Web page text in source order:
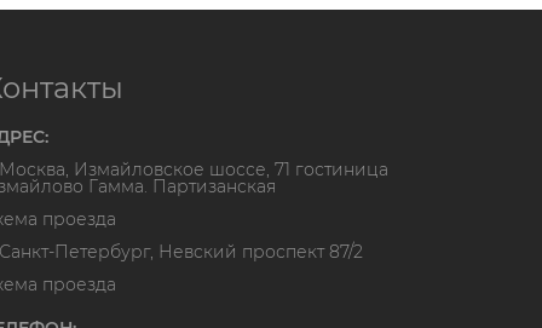
Москва, Измайловское шоссе, 71 гостиница
Гамма. Партизанская
проезда
Санкт-Петербург, Невский проспект 87/2
проезда